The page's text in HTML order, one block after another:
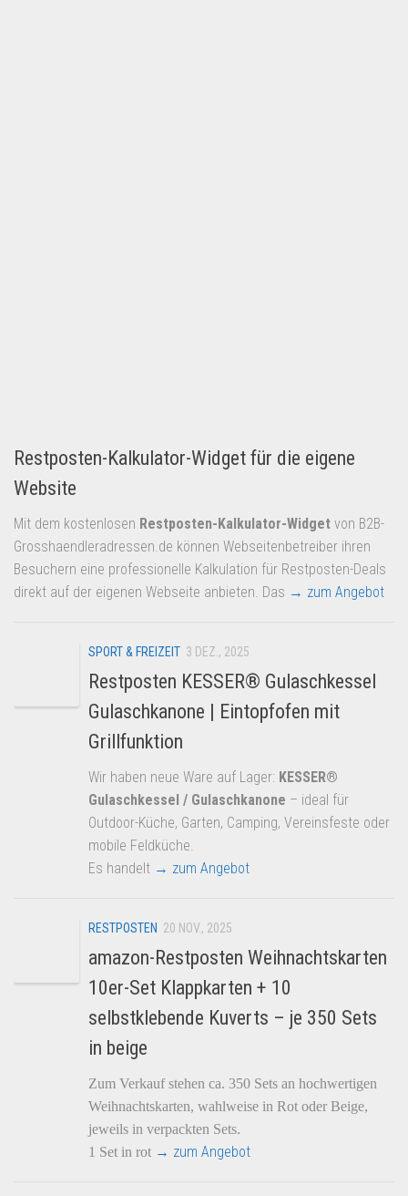
Grosshandel
Aldi
Lidl
Kostenlos Registrieren
Newsletter
Restposten-Kalkulator-Widget für die eigene
Website
Mit dem kostenlosen Restposten-Kalkulator-Widget von B2B-
Grosshaendleradressen.de können Webseitenbetreiber ihren
Besuchern eine professionelle Kalkulation für Restposten-Deals
direkt auf der eigenen Webseite anbieten. Das → zum Angebot
SPORT & FREIZEIT 3 DEZ., 2025
Restposten KESSER® Gulaschkessel
Gulaschkanone | Eintopfofen mit
Grillfunktion
Wir haben neue Ware auf Lager: KESSER®
Gulaschkessel / Gulaschkanone – ideal für
Outdoor-Küche, Garten, Camping, Vereinsfeste oder
mobile Feldküche.
Es handelt → zum Angebot
RESTPOSTEN 20 NOV., 2025
amazon-Restposten Weihnachtskarten
10er-Set Klappkarten + 10
selbstklebende Kuverts – je 350 Sets
in beige
Zum Verkauf stehen ca. 350 Sets an hochwertigen
Weihnachtskarten, wahlweise in Rot oder Beige,
jeweils in verpackten Sets.
1 Set in rot → zum Angebot